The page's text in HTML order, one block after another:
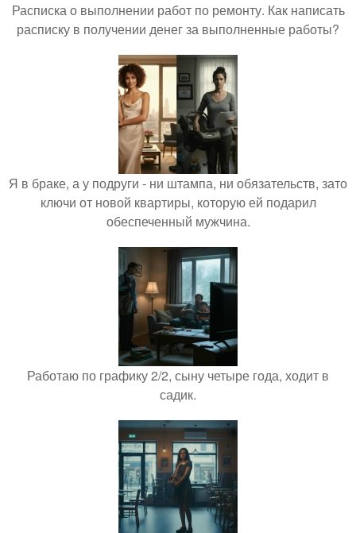
Расписка о выполнении работ по ремонту. Как написать
расписку в получении денег за выполненные работы?
Я в браке, а у подруги - ни штампа, ни обязательств, зато
ключи от новой квартиры, которую ей подарил
обеспеченный мужчина.
Работаю по графику 2/2, сыну четыре года, ходит в
садик.